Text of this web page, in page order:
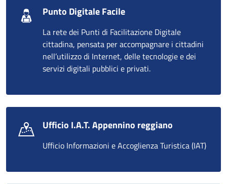
Punto Digitale Facile
La rete dei Punti di Facilitazione Digitale
cittadina, pensata per accompagnare i cittadini
nell’utilizzo di Internet, delle tecnologie e dei
servizi digitali pubblici e privati.
Ufficio I.A.T. Appennino reggiano
Ufficio Informazioni e Accoglienza Turistica (IAT)